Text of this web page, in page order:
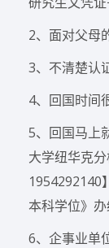
2、面对父母
3、不清楚认
4、回国时间
5、回国马上
大学纽华克
1954292140
本科学位》办
6、企事业单